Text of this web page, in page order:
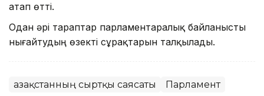
атап өтті.
Одан әрі тараптар парламентаралық байланысты
нығайтудың өзекті сұрақтарын талқылады.
Қазақстанның сыртқы саясаты Парламент